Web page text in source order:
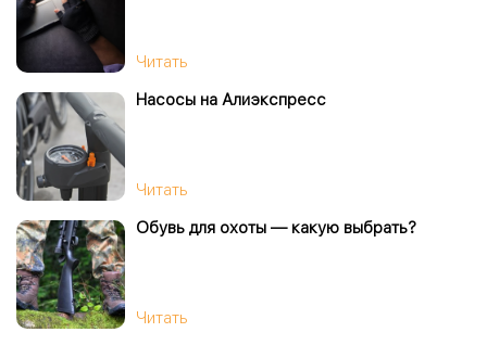
Читать
Насосы на Алиэкспресс
Читать
Обувь для охоты — какую выбрать?
Читать